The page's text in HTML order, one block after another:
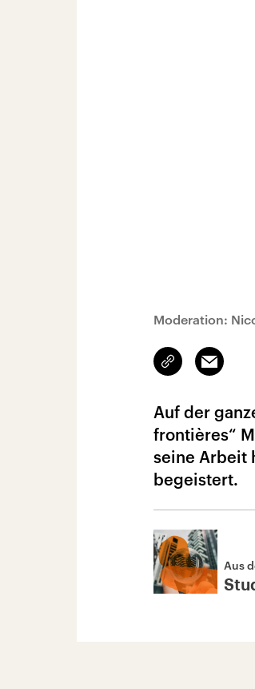
Moderation:
Link
kopieren/teilen
Email
Auf der
frontières“
seine Arbeit
begeistert.
Aus